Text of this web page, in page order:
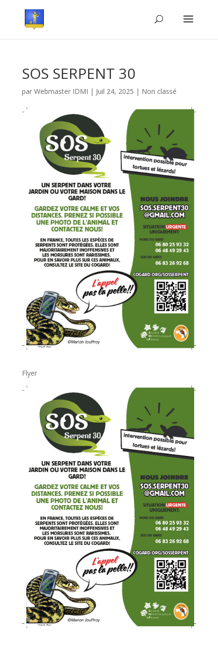
SOS SERPENT 30
par Webmaster IDMI | Juil 24, 2025 | Non classé
Flyer